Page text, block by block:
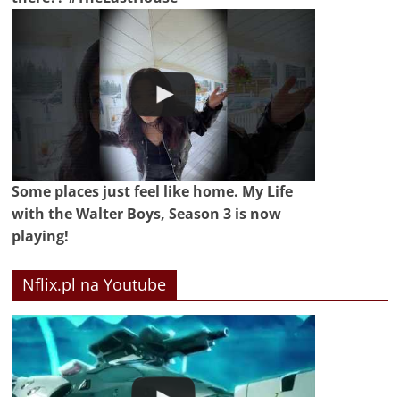
Some places just feel like home. My Life
with the Walter Boys, Season 3 is now
playing!
Nflix.pl na Youtube